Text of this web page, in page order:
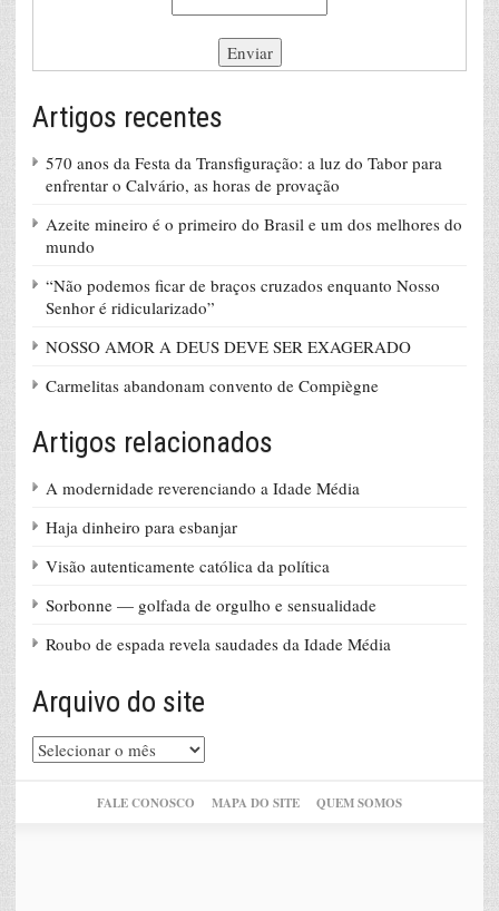
Artigos recentes
570 anos da Festa da Transfiguração: a luz do Tabor para
enfrentar o Calvário, as horas de provação
Azeite mineiro é o primeiro do Brasil e um dos melhores do
mundo
“Não podemos ficar de braços cruzados enquanto Nosso
Senhor é ridicularizado”
NOSSO AMOR A DEUS DEVE SER EXAGERADO
Carmelitas abandonam convento de Compiègne
Artigos relacionados
A modernidade reverenciando a Idade Média
Haja dinheiro para esbanjar
Visão autenticamente católica da política
Sorbonne — golfada de orgulho e sensualidade
Roubo de espada revela saudades da Idade Média
Arquivo do site
Arquivo
do
FALE CONOSCO MAPA DO SITE QUEM SOMOS